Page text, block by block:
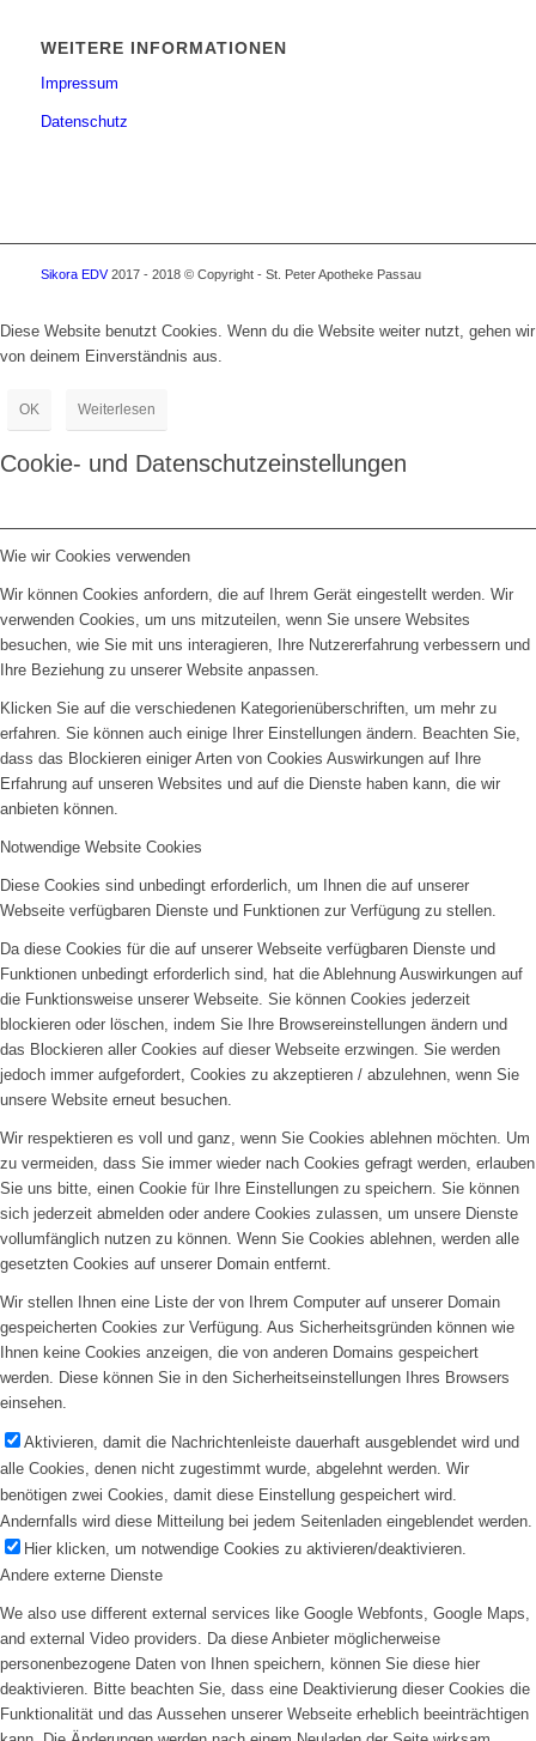
WEITERE INFORMATIONEN
Impressum
Datenschutz
Sikora EDV2017 - 2018 © Copyright - St. Peter Apotheke Passau
Diese Website benutzt Cookies. Wenn du die Website weiter nutzt, gehen wir
von deinem Einverständnis aus.
OK Weiterlesen
Cookie- und Datenschutzeinstellungen
Wie wir Cookies verwenden
Wir können Cookies anfordern, die auf Ihrem Gerät eingestellt werden. Wir
verwenden Cookies, um uns mitzuteilen, wenn Sie unsere Websites
besuchen, wie Sie mit uns interagieren, Ihre Nutzererfahrung verbessern und
Ihre Beziehung zu unserer Website anpassen.
Klicken Sie auf die verschiedenen Kategorienüberschriften, um mehr zu
erfahren. Sie können auch einige Ihrer Einstellungen ändern. Beachten Sie,
dass das Blockieren einiger Arten von Cookies Auswirkungen auf Ihre
Erfahrung auf unseren Websites und auf die Dienste haben kann, die wir
anbieten können.
Notwendige Website Cookies
Diese Cookies sind unbedingt erforderlich, um Ihnen die auf unserer
Webseite verfügbaren Dienste und Funktionen zur Verfügung zu stellen.
Da diese Cookies für die auf unserer Webseite verfügbaren Dienste und
Funktionen unbedingt erforderlich sind, hat die Ablehnung Auswirkungen auf
die Funktionsweise unserer Webseite. Sie können Cookies jederzeit
blockieren oder löschen, indem Sie Ihre Browsereinstellungen ändern und
das Blockieren aller Cookies auf dieser Webseite erzwingen. Sie werden
jedoch immer aufgefordert, Cookies zu akzeptieren / abzulehnen, wenn Sie
unsere Website erneut besuchen.
Wir respektieren es voll und ganz, wenn Sie Cookies ablehnen möchten. Um
zu vermeiden, dass Sie immer wieder nach Cookies gefragt werden, erlauben
Sie uns bitte, einen Cookie für Ihre Einstellungen zu speichern. Sie können
sich jederzeit abmelden oder andere Cookies zulassen, um unsere Dienste
vollumfänglich nutzen zu können. Wenn Sie Cookies ablehnen, werden alle
gesetzten Cookies auf unserer Domain entfernt.
Wir stellen Ihnen eine Liste der von Ihrem Computer auf unserer Domain
gespeicherten Cookies zur Verfügung. Aus Sicherheitsgründen können wie
Ihnen keine Cookies anzeigen, die von anderen Domains gespeichert
werden. Diese können Sie in den Sicherheitseinstellungen Ihres Browsers
einsehen.
Aktivieren, damit die Nachrichtenleiste dauerhaft ausgeblendet wird und
alle Cookies, denen nicht zugestimmt wurde, abgelehnt werden. Wir
benötigen zwei Cookies, damit diese Einstellung gespeichert wird.
Andernfalls wird diese Mitteilung bei jedem Seitenladen eingeblendet werden.
Hier klicken, um notwendige Cookies zu aktivieren/deaktivieren.
Andere externe Dienste
We also use different external services like Google Webfonts, Google Maps,
and external Video providers. Da diese Anbieter möglicherweise
personenbezogene Daten von Ihnen speichern, können Sie diese hier
deaktivieren. Bitte beachten Sie, dass eine Deaktivierung dieser Cookies die
Funktionalität und das Aussehen unserer Webseite erheblich beeinträchtigen